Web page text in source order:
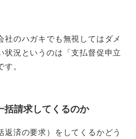
社のハガキでも無視してはダメ
状況というのは「支払督促申立
。
括請求してくるのか
返済の要求）をしてくるかどう